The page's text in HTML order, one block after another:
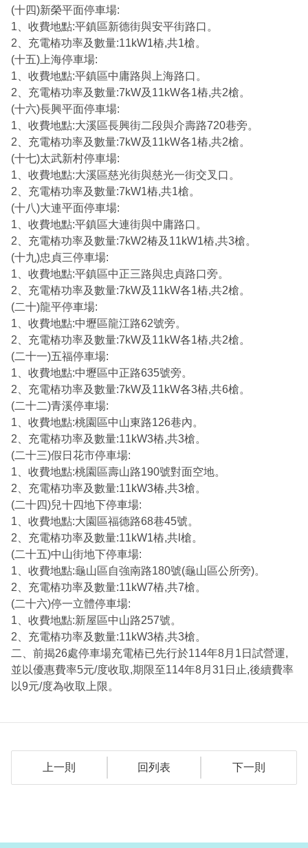
(十四)新榮平面停車場:
1、收費地點:平鎮區新德街與安平街路口。
2、充電樁功率及數量:11kW1樁,共1槍。
(十五)上海停車場:
1、收費地點:平鎮區中庸路與上海路口。
2、充電樁功率及數量:7kW及11kW各1樁,共2槍。
(十六)長興平面停車場:
1、收費地點:大溪區長興街二段與介壽路720巷旁。
2、充電樁功率及數量:7kW及11kW各1樁,共2槍。
(十七)太武新村停車場:
1、收費地點:大溪區慈光街與慈光一街交叉口。
2、充電樁功率及數量:7kW1樁,共1槍。
(十八)大連平面停車場:
1、收費地點:平鎮區大連街與中庸路口。
2、充電樁功率及數量:7kW2椿及11kW1樁,共3槍。
(十九)忠貞三停車場:
1、收費地點:平鎮區中正三路與忠貞路口旁。
2、充電樁功率及數量:7kW及11kW各1樁,共2槍。
(二十)龍平停車場:
1、收費地點:中壢區龍江路62號旁。
2、充電樁功率及數量:7kW及11kW各1樁,共2槍。
(二十一)五福停車場:
1、收費地點:中壢區中正路635號旁。
2、充電樁功率及數量:7kW及11kW各3樁,共6槍。
(二十二)青溪停車場:
1、收費地點:桃園區中山東路126巷內。
2、充電樁功率及數量:11kW3樁,共3槍。
(二十三)假日花市停車場:
1、收費地點:桃園區壽山路190號對面空地。
2、充電樁功率及數量:11kW3椿,共3槍。
(二十四)兒十四地下停車場:
1、收費地點:大園區福德路68巷45號。
2、充電樁功率及數量:11kW1樁,共l槍。
(二十五)中山街地下停車場:
1、收費地點:龜山區自強南路180號(龜山區公所旁)。
2、充電樁功率及數量:11kW7樁,共7槍。
(二十六)停一立體停車場:
1、收費地點:新屋區中山路257號。
2、充電樁功率及數量:11kW3樁,共3槍。
二、前揭26處停車場充電樁已先行於114年8月1日試營運,
並以優惠費率5元/度收取,期限至114年8月31日止,後續費率
以9元/度為收取上限。
上一則 回列表 下一則